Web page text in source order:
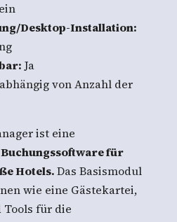
Desktop-Installation:
Ja
von Anzahl der
ist eine
für
Hotels.Das Basismodul
wie eine Gästekartei,
für die